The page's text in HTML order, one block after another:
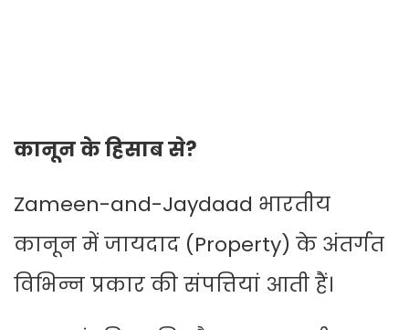
कानून के हिसाब से?
Zameen-and-Jaydaad भारतीय
कानून में जायदाद (Property) के अंतर्गत
विभिन्न प्रकार की संपत्तियां आती हैं।